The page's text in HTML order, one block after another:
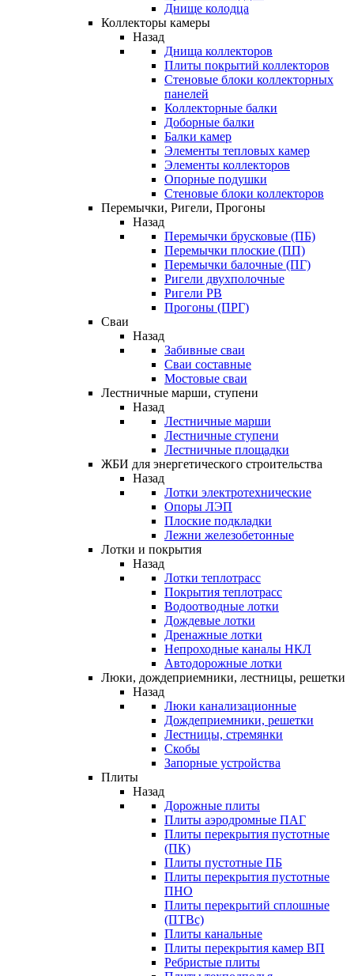
Днище колодца
Коллекторы камеры
Назад
Днища коллекторов
Плиты покрытий коллекторов
Стеновые блоки коллекторных
панелей
Коллекторные балки
Доборные балки
Балки камер
Элементы тепловых камер
Элементы коллекторов
Опорные подушки
Стеновые блоки коллекторов
Перемычки, Ригели, Прогоны
Назад
Перемычки брусковые (ПБ)
Перемычки плоские (ПП)
Перемычки балочные (ПГ)
Ригели двухполочные
Ригели РВ
Прогоны (ПРГ)
Сваи
Назад
Забивные сваи
Сваи составные
Мостовые сваи
Лестничные марши, ступени
Назад
Лестничные марши
Лестничные ступени
Лестничные площадки
ЖБИ для энергетического строительства
Назад
Лотки электротехнические
Опоры ЛЭП
Плоские подкладки
Лежни железобетонные
Лотки и покрытия
Назад
Лотки теплотрасс
Покрытия теплотрасс
Водоотводные лотки
Дождевые лотки
Дренажные лотки
Непроходные каналы НКЛ
Автодорожные лотки
Люки, дождеприемники, лестницы, решетки
Назад
Люки канализационные
Дождеприемники, решетки
Лестницы, стремянки
Скобы
Запорные устройства
Плиты
Назад
Дорожные плиты
Плиты аэродромные ПАГ
Плиты перекрытия пустотные
(ПК)
Плиты пустотные ПБ
Плиты перекрытия пустотные
ПНО
Плиты перекрытий сплошные
(ПТВс)
Плиты канальные
Плиты перекрытия камер ВП
Ребристые плиты